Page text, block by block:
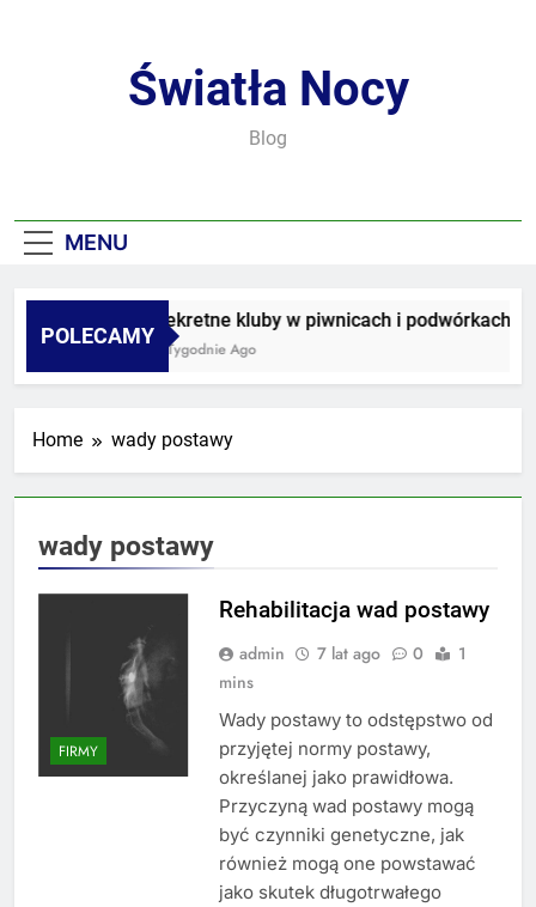
Światła Nocy
Blog
MENU
POLECAMY
Sekretne kluby w piwnicach i podwórkach
2 Tygodnie Ago
Home wady postawy
wady postawy
FIRMY
Rehabilitacja wad postawy
admin 7 lat ago 0
1
mins
Wady postawy to odstępstwo od
przyjętej normy postawy,
określanej jako prawidłowa.
Przyczyną wad postawy mogą
być czynniki genetyczne, jak
również mogą one powstawać
jako skutek długotrwałego